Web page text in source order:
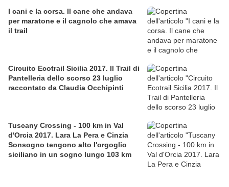
I cani e la corsa. Il cane che andava
per maratone e il cagnolo che amava
il trail
Circuito Ecotrail Sicilia 2017. Il Trail di
Pantelleria dello scorso 23 luglio
raccontato da Claudia Occhipinti
Tuscany Crossing - 100 km in Val
d'Orcia 2017. Lara La Pera e Cinzia
Sonsogno tengono alto l'orgoglio
siciliano in un sogno lungo 103 km